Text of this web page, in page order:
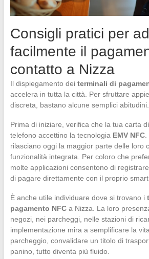
Consigli pratici per
facilmente il
contatto a Nizza
Il dispiegamento dei terminali di
accelera in tutta la città. Per sfruttare
discreta, bastano alcune semplici abitudini.
Prima di iniziare, verifica che la tua carta
telefono accettino la tecnologia EMV NFC.
rilasciano oggi la maggior parte delle loro
funzionalità integrata. Per coloro che
molte applicazioni consentono di
di pagare direttamente con il proprio
È anche utile individuare dove si trovano i
pagamento NFCa Nizza. La loro
negozi, nei parcheggi, nelle stazioni di
implementazione mira a semplificare la
parcheggio, convalidare un titolo di
panino, tutto diventa più fluido.